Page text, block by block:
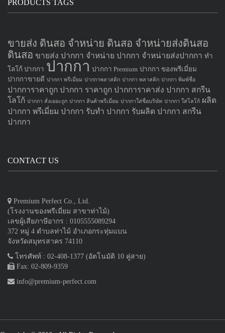
PRODUCTS TAGS
ขายส่ง ดินสอ จำหน่าย ดินสอ จำหน่ายส่งดินสอ
ดินสอ ขายส่ง ปากกา จำหน่าย ปากกา จำหน่ายส่งปากกา ทำ
โลโก้ ปากกา ปากกา ปากกา Premium ปากกา ของพรีเมี่ยม
ปากกาขายดี ปากกา พรีเมี่ยม ปากกาพลาสติก ปากกา พลาสติก ปากกา พิมพ์ชื่อ
ปากการาคาถูก ปากกา ราคาถูก ปากการาคาส่ง ปากกา สกรีน
โลโก้ ปากกา สั่งเยอะถูก ปากกา สินค้าพรีเมี่ยม ปากกาใส่ชื่อบริษัท ปากกา ใส่โลโก้ ผลิต
ปากกา พรีเมี่ยม ปากกา รับทำ ปากกา รับผลิต ปากกา สกรีน
ปากกา
CONTACT US
Premium Perfect Co., Ltd.
(โรงงานของพรีเมี่ยม สาขาท่าไม้)
เลขผู้เสียภาษีอากร : 0105555089294
372 หมู่ 4 ตำบลท่าไม้ อำเภอกระทุ่มแบน
จังหวัดสมุทรสาคร 74110
โทรศัพท์ : 02-408-1377 (อัตโนมัติ 10 คู่สาย)
Fax: 02-809-9359
info@premium-perfect.com